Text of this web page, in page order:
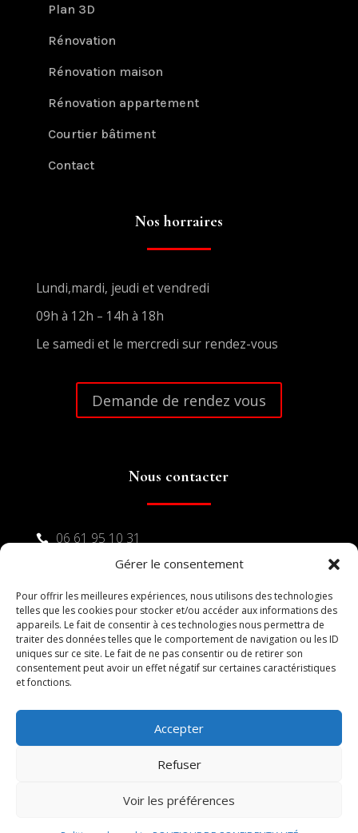
Gérer le consentement
Pour offrir les meilleures expériences, nous utilisons des technologies
telles que les cookies pour stocker et/ou accéder aux informations des
appareils. Le fait de consentir à ces technologies nous permettra de
traiter des données telles que le comportement de navigation ou les ID
uniques sur ce site. Le fait de ne pas consentir ou de retirer son
consentement peut avoir un effet négatif sur certaines caractéristiques
et fonctions.
Accepter
Refuser
Voir les préférences
Plan 3D
Rénovation
Rénovation maison
Rénovation appartement
Courtier bâtiment
Contact
Nos horraires
Lundi,mardi, jeudi et vendredi
09h à 12h – 14h à 18h
Le samedi et le mercredi sur rendez-vous
Demande de rendez vous
Nous contacter
 06 61 95 10 31
04 48 17 16 23
 34500 Béziers
© 2026 M Development–Mentions légales